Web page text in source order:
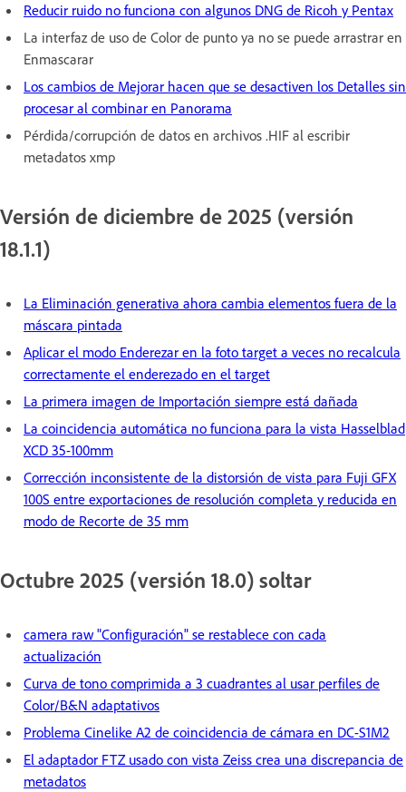
Reducir ruido no funciona con algunos DNG de Ricoh y Pentax
La interfaz de uso de Color de punto ya no se puede arrastrar en
Enmascarar
Los cambios de Mejorar hacen que se desactiven los Detalles sin
procesar al combinar en Panorama
Pérdida/corrupción de datos en archivos .HIF al escribir
metadatos xmp
Versión de diciembre de 2025 (versión
18.1.1)
La Eliminación generativa ahora cambia elementos fuera de la
máscara pintada
Aplicar el modo Enderezar en la foto target a veces no recalcula
correctamente el enderezado en el target
La primera imagen de Importación siempre está dañada
La coincidencia automática no funciona para la vista Hasselblad
XCD 35-100mm
Corrección inconsistente de la distorsión de vista para Fuji GFX
100S entre exportaciones de resolución completa y reducida en
modo de Recorte de 35 mm
Octubre 2025 (versión 18.0) soltar
camera raw "Configuración" se restablece con cada
actualización
Curva de tono comprimida a 3 cuadrantes al usar perfiles de
Color/B&N adaptativos
Problema Cinelike A2 de coincidencia de cámara en DC-S1M2
El adaptador FTZ usado con vista Zeiss crea una discrepancia de
metadatos